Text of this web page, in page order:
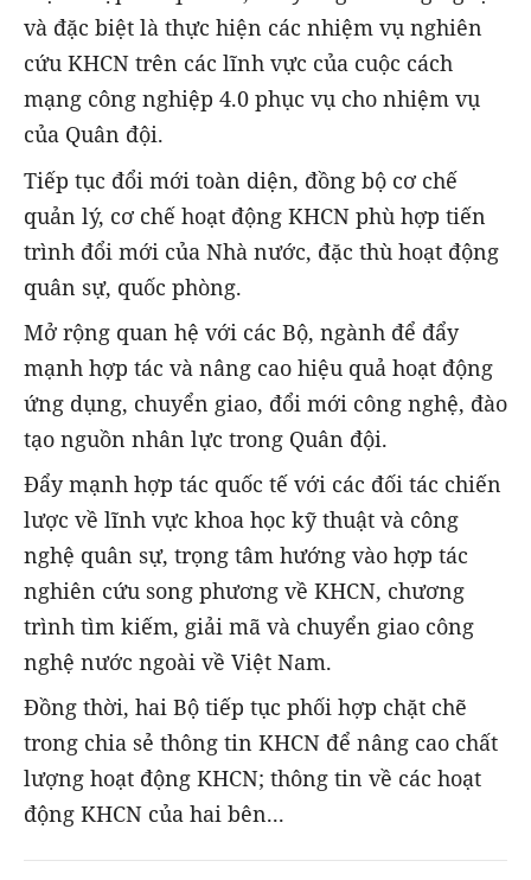
và đặc biệt là thực hiện các nhiệm vụ nghiên
cứu KHCN trên các lĩnh vực của cuộc cách
mạng công nghiệp 4.0 phục vụ cho nhiệm vụ
của Quân đội.
Tiếp tục đổi mới toàn diện, đồng bộ cơ chế
quản lý, cơ chế hoạt động KHCN phù hợp tiến
trình đổi mới của Nhà nước, đặc thù hoạt động
quân sự, quốc phòng.
Mở rộng quan hệ với các Bộ, ngành để đẩy
mạnh hợp tác và nâng cao hiệu quả hoạt động
ứng dụng, chuyển giao, đổi mới công nghệ, đào
tạo nguồn nhân lực trong Quân đội.
Đẩy mạnh hợp tác quốc tế với các đối tác chiến
lược về lĩnh vực khoa học kỹ thuật và công
nghệ quân sự, trọng tâm hướng vào hợp tác
nghiên cứu song phương về KHCN, chương
trình tìm kiếm, giải mã và chuyển giao công
nghệ nước ngoài về Việt Nam.
Đồng thời, hai Bộ tiếp tục phối hợp chặt chẽ
trong chia sẻ thông tin KHCN để nâng cao chất
lượng hoạt động KHCN; thông tin về các hoạt
động KHCN của hai bên...